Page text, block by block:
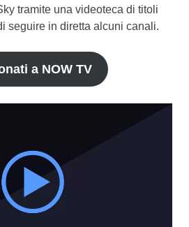
tramite una videoteca di titoli
seguire in diretta alcuni canali.
a NOW TV